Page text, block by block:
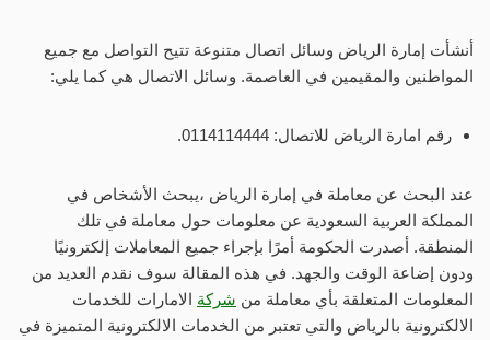
أنشأت إمارة الرياض وسائل اتصال متنوعة تتيح التواصل مع جميع
المواطنين والمقيمين في العاصمة. وسائل الاتصال هي كما يلي:
رقم امارة الرياض للاتصال: 0114114444.
عند البحث عن معاملة في إمارة الرياض ،يبحث الأشخاص في
المملكة العربية السعودية عن معلومات حول معاملة في تلك
المنطقة. أصدرت الحكومة أمرًا بإجراء جميع المعاملات إلكترونيًا
ودون إضاعة الوقت والجهد. في هذه المقالة سوف نقدم العديد من
المعلومات المتعلقة بأي معاملة من شركة الامارات للخدمات
الالكترونية بالرياض والتي تعتبر من الخدمات الالكترونية المتميزة في